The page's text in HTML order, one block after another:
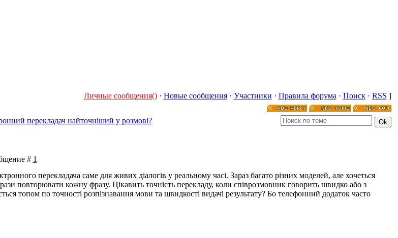
Личные сообщения()· Новые сообщения· Участники · Правила форума · Поиск· RSS ]
перекладач найточніший у розмові?
# 1
перекладача саме для живих діалогів у реальному часі. Зараз багато різних моделей, але хочеться
повторювати кожну фразу. Цікавить точність перекладу, коли співрозмовник говорить швидко або з
топом по точності розпізнавання мови та швидкості видачі результату? Бо телефонний додаток часто